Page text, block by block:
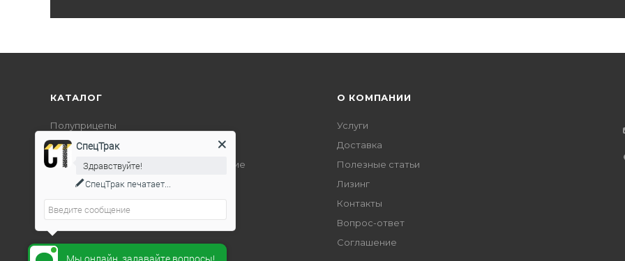
КАТАЛОГ
Полуприцепы
Дорожно-строительная техника
Подъемно-транспортное оборудование
О КОМПАНИИ
Услуги
Доставка
Полезные статьи
Лизинг
Контакты
Вопрос-ответ
Соглашение
СпецТрак
Здравствуйте!
СпецТрак печатает...